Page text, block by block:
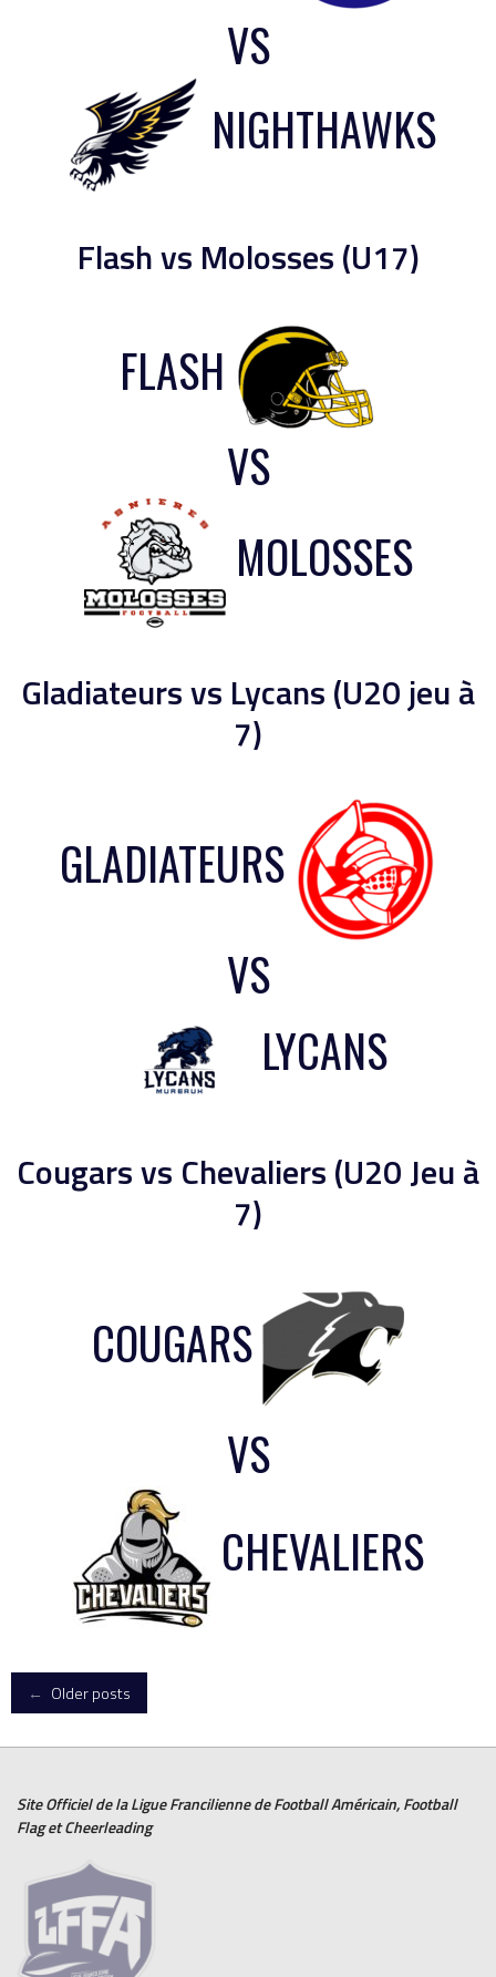
VS
NIGHTHAWKS
Flash vs Molosses (U17)
FLASH
VS
MOLOSSES
Gladiateurs vs Lycans (U20 jeu à
7)
GLADIATEURS
VS
LYCANS
Cougars vs Chevaliers (U20 Jeu à
7)
COUGARS
VS
CHEVALIERS
Posts
navigation
← Older posts
Site Officiel de la Ligue Francilienne deFootball Américain,Football
FlagetCheerleading